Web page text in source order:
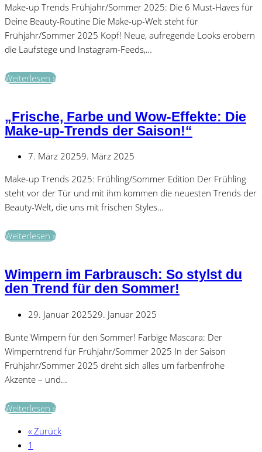
Make-up Trends Frühjahr/Sommer 2025: Die 6 Must-Haves für
Deine Beauty-Routine Die Make-up-Welt steht für
Frühjahr/Sommer 2025 Kopf! Neue, aufregende Looks erobern
die Laufstege und Instagram-Feeds,…
Weiterlesen »Die
Make-
up
2025
„Frische, Farbe und Wow-Effekte: Die
Make-up-Trends der Saison!“
7. März 20259. März 2025
Make-up Trends 2025: Frühling/Sommer Edition Der Frühling
steht vor der Tür und mit ihm kommen die neuesten Trends der
Beauty-Welt, die uns mit frischen Styles…
Weiterlesen »„Frische,
Wow-
Effekte:
Make-
up-
Trends
der
Saison!“
Wimpern im Farbrausch: So stylst du
den Trend für den Sommer!
29. Januar 202529. Januar 2025
Bunte Wimpern für den Sommer! Farbige Mascara: Der
Wimperntrend für Frühjahr/Sommer 2025 In der Saison
Frühjahr/Sommer 2025 dreht sich alles um farbenfrohe
Akzente – und…
Weiterlesen »Wimpern
Farbrausch:
« Zurück
1